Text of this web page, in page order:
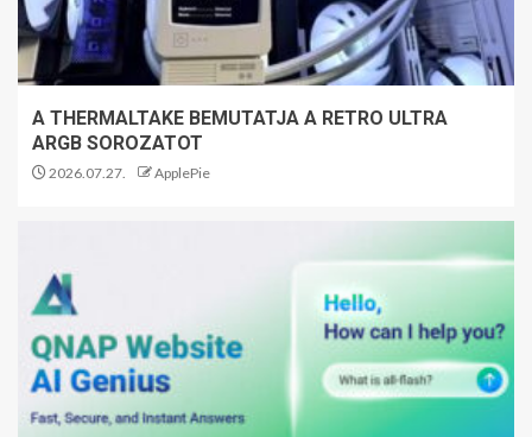
A THERMALTAKE BEMUTATJA A RETRO ULTRA
ARGB SOROZATOT
2026.07.27. ApplePie